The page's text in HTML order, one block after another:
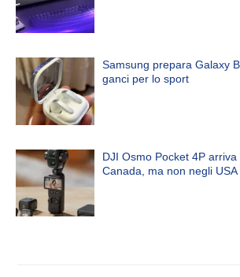
Samsung prepara Galaxy
ganci per lo sport
DJI Osmo Pocket 4P
Canada, ma non negli USA